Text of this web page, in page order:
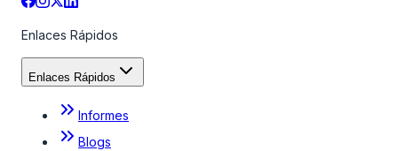
Enlaces Rápidos
Enlaces Rápidos
Informes
Blogs